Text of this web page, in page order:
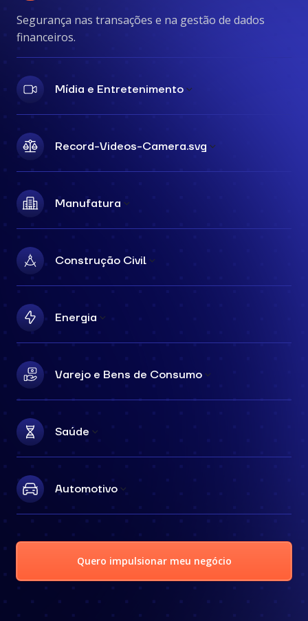
Segurança nas transações e na gestão de dados
financeiros.
Mídia e Entretenimento
Record-Videos-Camera.svg
Manufatura
Construção Civil
Energia
Varejo e Bens de Consumo
Saúde
Automotivo
Quero impulsionar meu negócio